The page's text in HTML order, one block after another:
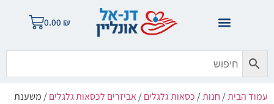
0.00 ₪
עמוד הבית/חנות/כסאות גלגלים/אביזרים לכסאות גלגלים/ משענת